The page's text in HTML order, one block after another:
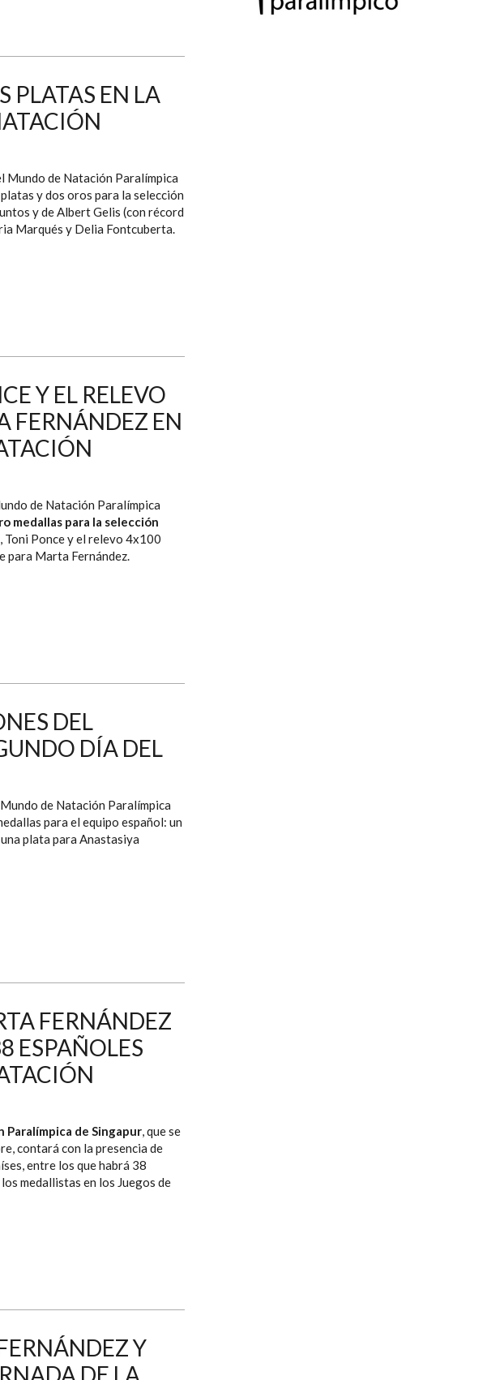
PLATAS EN LA
Mundo de Natación Paralímpica
y dos oros para la selección
y de Albert Gelis (con récord
Marqués y Delia Fontcuberta.
Y EL RELEVO
FERNÁNDEZ EN
de Natación Paralímpica
medallas para la selección
Toni Ponce y el relevo 4x100
para Marta Fernández.
DEL
DÍA DEL
de Natación Paralímpica
para el equipo español: un
plata para Anastasiya
FERNÁNDEZ
ESPAÑOLES
de Singapur, que se
contará con la presencia de
entre los que habrá 38
medallistas en los Juegos de
Y
DE LA